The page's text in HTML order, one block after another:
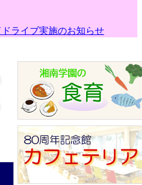
ドライブ実施のお知らせ